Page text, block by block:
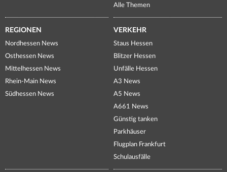
Alle Themen
REGIONEN
Nordhessen News
Osthessen News
Mittelhessen News
Rhein-Main News
Südhessen News
VERKEHR
Staus Hessen
Blitzer Hessen
Unfälle Hessen
A3 News
A5 News
A661 News
Günstig tanken
Parkhäuser
Flugplan Frankfurt
Schulausfälle